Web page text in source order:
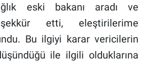
eski bakanı aradı ve
etti, eleştirilerime
Bu ilgiyi karar vericilerin
ile ilgili olduklarına